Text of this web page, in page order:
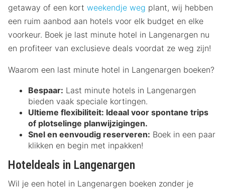
getaway of een kort weekendje weg plant, wij hebben
een ruim aanbod aan hotels voor elk budget en elke
voorkeur. Boek je last minute hotel in Langenargen nu
en profiteer van exclusieve deals voordat ze weg zijn!
Waarom een last minute hotel in Langenargen boeken?
Bespaar: Last minute hotels in Langenargen
bieden vaak speciale kortingen.
Ultieme flexibiliteit: Ideaal voor spontane trips
of plotselinge planwijzigingen.
Snel en eenvoudig reserveren: Boek in een paar
klikken en begin met inpakken!
Hoteldeals in Langenargen
Wil je een hotel in Langenargen boeken zonder je